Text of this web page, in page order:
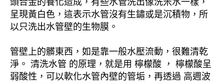
頭合金的養化造成，有些水管洗出像洗米水一樣，
呈現黃白色，這表示水管沒有生鏽或是沉積物，所
以只洗出水管壁的生物膜。
管壁上的髒東西，如是靠一般水壓流動，很難清乾
淨。 清洗水管 的原理，就是用 檸檬酸 ， 檸檬酸呈
弱酸性，可以軟化水管內壁的管垢，再透過 高週波